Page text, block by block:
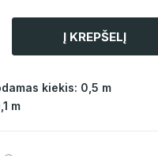
Į KREPŠELĮ
kiekis: 0,5 m
m